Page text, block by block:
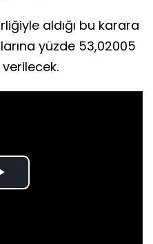
aldığı bu karara
yüzde 53,02005